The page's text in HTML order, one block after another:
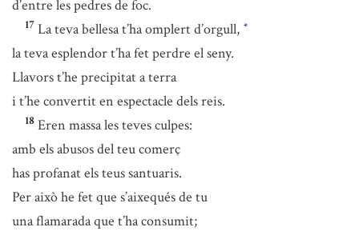
d’entre les pedres de foc.
17 La teva bellesa t’ha omplert d’orgull, *
la teva esplendor t’ha fet perdre el seny.
Llavors t’he precipitat a terra
i t’he convertit en espectacle dels reis.
18 Eren massa les teves culpes:
amb els abusos del teu comerç
has profanat els teus santuaris.
Per això he fet que s’aixequés de tu
una flamarada que t’ha consumit;